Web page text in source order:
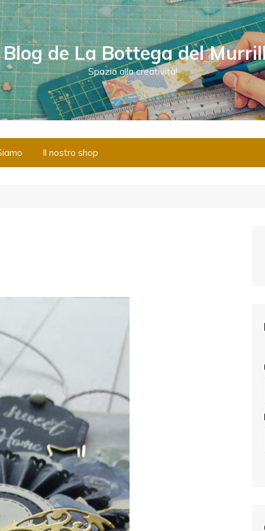
de La Bottega del
Spazio alla creatività!
Il nostro shop